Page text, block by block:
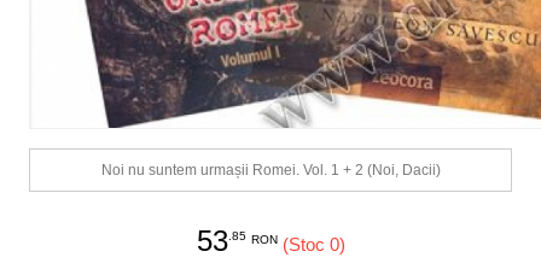
Noi nu suntem urmașii Romei. Vol. 1 + 2 (Noi, Dacii)
53.85 RON (Stoc 0)